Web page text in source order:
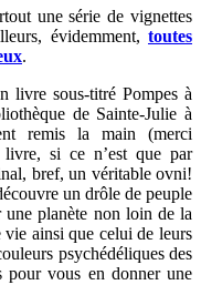
une série de vignettes
évidemment, toutes
.
livre sous-titré Pompes à
de Sainte-Julie à
remis la main (merci
livre, si ce n’est que par
bref, un véritable ovni!
un drôle de peuple
planète non loin de la
ainsi que celui de leurs
psychédéliques des
pour vous en donner une